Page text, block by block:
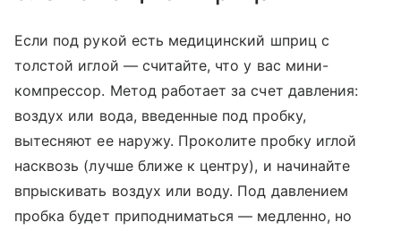
Если под рукой есть медицинский шприц с
толстой иглой — считайте, что у вас мини-
компрессор. Метод работает за счет давления:
воздух или вода, введенные под пробку,
вытесняют ее наружу. Проколите пробку иглой
насквозь (лучше ближе к центру), и начинайте
впрыскивать воздух или воду. Под давлением
пробка будет приподниматься — медленно, но